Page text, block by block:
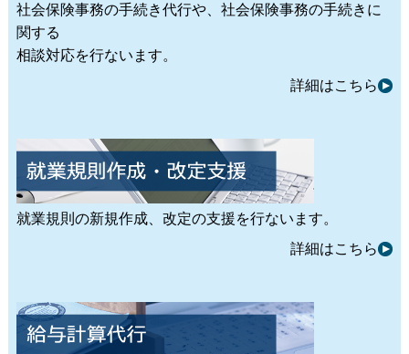
社会保険事務の手続き代行や、社会保険事務の手続きに
関する
相談対応を行ないます。
詳細はこちら
就業規則の新規作成、改定の支援を行ないます。
詳細はこちら